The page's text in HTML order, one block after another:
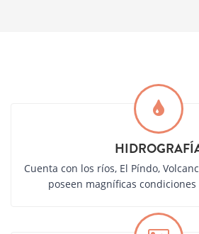
Cuenta con los ríos, El Píndo,
poseen magníficas